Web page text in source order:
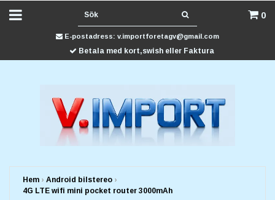
0
E-postadress: v.importforetagv@gmail.com
Betala med kort,swish eller Faktura
Hem › Android bilstereo ›
4G LTE wifi mini pocket router 3000mAh